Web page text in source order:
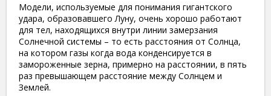
Модели, используемые для понимания гигантского
удара, образовавшего Луну, очень хорошо работают
для тел, находящихся внутри линии замерзания
Солнечной системы – то есть расстояния от Солнца,
на котором газы когда вода конденсируется в
замороженные зерна, примерно на расстоянии, в пять
раз превышающем расстояние между Солнцем и
Землей.